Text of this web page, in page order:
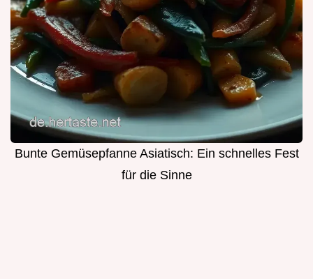
Bunte Gemüsepfanne Asiatisch: Ein schnelles Fest
für die Sinne